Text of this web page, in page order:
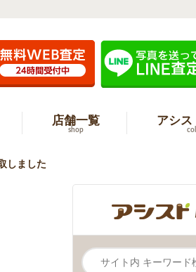
店舗一覧
shop
アシス
しました